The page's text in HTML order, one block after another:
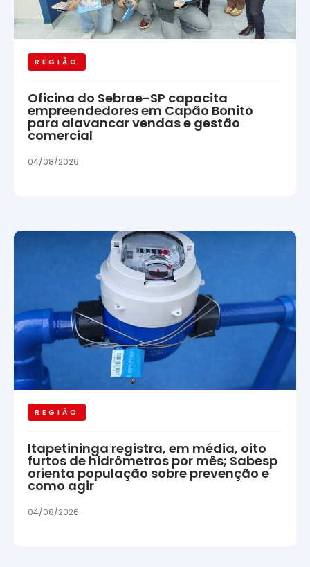
REGIÃO
Oficina do Sebrae-SP capacita
empreendedores em Capão Bonito
para alavancar vendas e gestão
comercial
04/08/2026
REGIÃO
Itapetininga registra, em média, oito
furtos de hidrômetros por mês; Sabesp
orienta população sobre prevenção e
como agir
04/08/2026